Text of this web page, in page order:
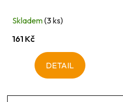
Skladem(3 ks)
161 Kč
DETAIL